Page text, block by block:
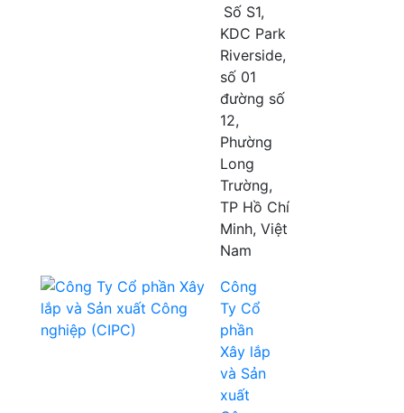
Số S1,
KDC Park
Riverside,
số 01
đường số
12,
Phường
Long
Trường,
TP Hồ Chí
Minh, Việt
Nam
Công
Ty Cổ
phần
Xây lắp
và Sản
xuất